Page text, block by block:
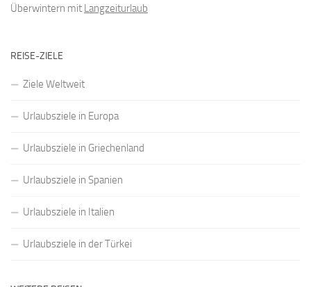
Überwintern mit Langzeiturlaub
REISE-ZIELE
Ziele Weltweit
Urlaubsziele in Europa
Urlaubsziele in Griechenland
Urlaubsziele in Spanien
Urlaubsziele in Italien
Urlaubsziele in der Türkei